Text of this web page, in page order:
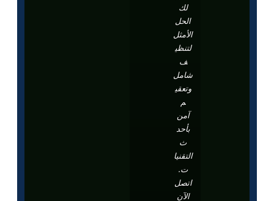
لك
الحل
الأمثل
لتنظي
ف
شامل
وتعقي
آمن
بأحد
التقنيا
ت.
اتصل
الآن